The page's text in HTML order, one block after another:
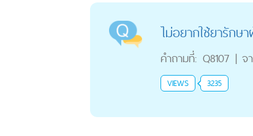
ไม่อยากใช้ยารักษ
คำถามที่: Q8107 | จ
VIEWS 3235